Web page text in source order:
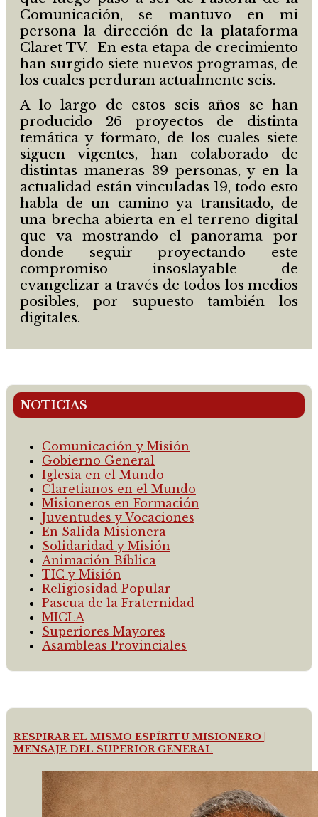
Comunicación, se mantuvo en mi
persona la dirección de la plataforma
Claret TV. En esta etapa de crecimiento
han surgido siete nuevos programas, de
los cuales perduran actualmente seis.
A lo largo de estos seis años se han
producido 26 proyectos de distinta
temática y formato, de los cuales siete
siguen vigentes, han colaborado de
distintas maneras 39 personas, y en la
actualidad están vinculadas 19, todo esto
habla de un camino ya transitado, de
una brecha abierta en el terreno digital
que va mostrando el panorama por
donde seguir proyectando este
compromiso insoslayable de
evangelizar a través de todos los medios
posibles, por supuesto también los
digitales.
NOTICIAS
Comunicación y Misión
Gobierno General
Iglesia en el Mundo
Claretianos en el Mundo
Misioneros en Formación
Juventudes y Vocaciones
En Salida Misionera
Solidaridad y Misión
Animación Bíblica
TIC y Misión
Religiosidad Popular
Pascua de la Fraternidad
MICLA
Superiores Mayores
Asambleas Provinciales
RESPIRAR EL MISMO ESPÍRITU MISIONERO |
MENSAJE DEL SUPERIOR GENERAL